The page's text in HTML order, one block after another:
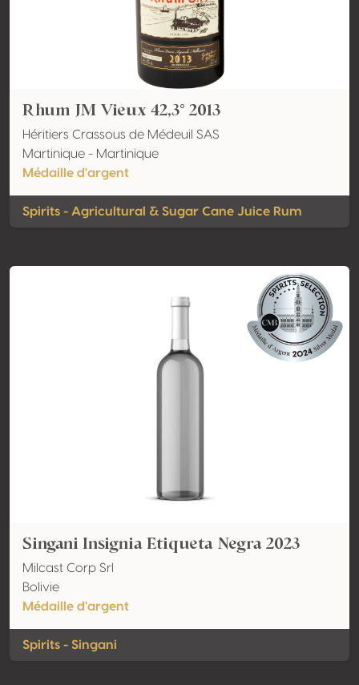
Rhum JM Vieux 42,3° 2013
Héritiers Crassous de Médeuil SAS
Martinique - Martinique
Médaille d'argent
Spirits - Agricultural & Sugar Cane Juice Rum
Singani Insignia Etiqueta Negra 2023
Milcast Corp Srl
Bolivie
Médaille d'argent
Spirits - Singani